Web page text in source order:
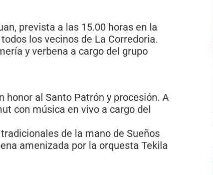
prevista a las 15.00 horas en la
los vecinos de La Corredoria.
y verbena a cargo del grupo
honor al Santo Patrón y procesión. A
con música en vivo a cargo del
de la mano de Sueños
amenizada por la orquesta Tekila